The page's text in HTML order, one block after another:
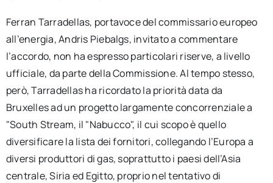
Ferran Tarradellas, portavoce del commissario europeo
all’energia, Andris Piebalgs, invitato a commentare
l’accordo, non ha espresso particolari riserve, a livello
ufficiale, da parte della Commissione. Al tempo stesso,
però, Tarradellas ha ricordato la priorità data da
Bruxelles ad un progetto largamente concorrenziale a
"South Stream, il "Nabucco", il cui scopo è quello
diversificare la lista dei fornitori, collegando l’Europa a
diversi produttori di gas, soprattutto i paesi dell’Asia
centrale, Siria ed Egitto, proprio nel tentativo di